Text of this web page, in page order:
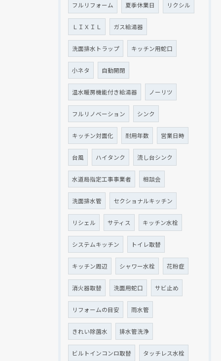
フルリフォーム 夏季休業日 リクシル
ＬＩＸＩＬ ガス給湯器
洗面排水トラップ キッチン用蛇口
小ネタ 自動開閉
温水暖房機能付き給湯器 ノーリツ
フルリノベーション シンク
キッチン対面化 耐用年数 営業日時
台風 ハイタンク 流し台シンク
水道局指定工事事業者 相談会
洗面排水管 セクショナルキッチン
リシェル サティス キッチン水栓
システムキッチン トイレ取替
キッチン周辺 シャワー水栓 花粉症
消火器取替 洗面用蛇口 サビ止め
リフォームの目安 雨水管
きれい除菌水 排水管洗浄
ビルトインコンロ取替 タッチレス水栓